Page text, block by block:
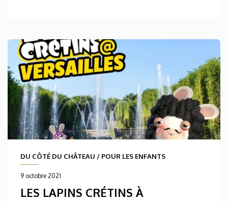
DU CÔTÉ DU CHÂTEAU / POUR LES ENFANTS
9 octobre 2021
LES LAPINS CRÉTINS À